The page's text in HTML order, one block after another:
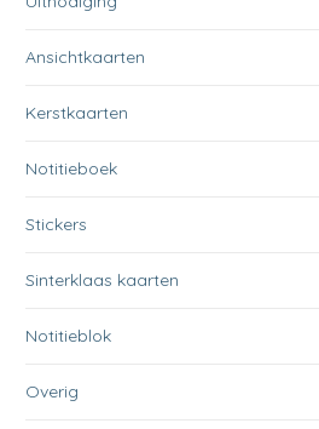
Ansichtkaarten
Kerstkaarten
Notitieboek
Stickers
Sinterklaas kaarten
Notitieblok
Overig